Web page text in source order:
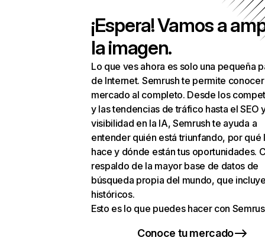
¡Espera! Vamos a
la imagen.
Lo que ves ahora es solo una pequeña
de Internet. Semrush te permite
mercado al completo. Desde los
y las tendencias de tráfico hasta el SEO
visibilidad en la IA, Semrush te ayuda a
entender quién está triunfando, por qué
hace y dónde están tus oportunidades.
respaldo de la mayor base de datos de
búsqueda propia del mundo, que
históricos.
Esto es lo que puedes hacer con
Conoce tu mercado